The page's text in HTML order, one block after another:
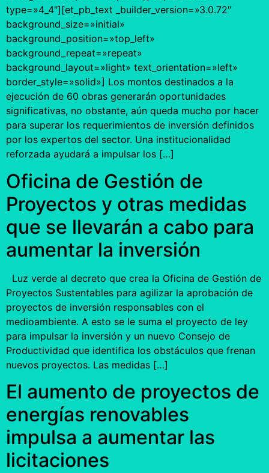
type=»4_4″][et_pb_text _builder_version=»3.0.72″
background_size=»initial»
background_position=»top_left»
background_repeat=»repeat»
background_layout=»light» text_orientation=»left»
border_style=»solid»] Los montos destinados a la
ejecución de 60 obras generarán oportunidades
significativas, no obstante, aún queda mucho por hacer
para superar los requerimientos de inversión definidos
por los expertos del sector. Una institucionalidad
reforzada ayudará a impulsar los […]
Oficina de Gestión de
Proyectos y otras medidas
que se llevarán a cabo para
aumentar la inversión
Luz verde al decreto que crea la Oficina de Gestión de
Proyectos Sustentables para agilizar la aprobación de
proyectos de inversión responsables con el
medioambiente. A esto se le suma el proyecto de ley
para impulsar la inversión y un nuevo Consejo de
Productividad que identifica los obstáculos que frenan
nuevos proyectos. Las medidas […]
El aumento de proyectos de
energías renovables
impulsa a aumentar las
licitaciones